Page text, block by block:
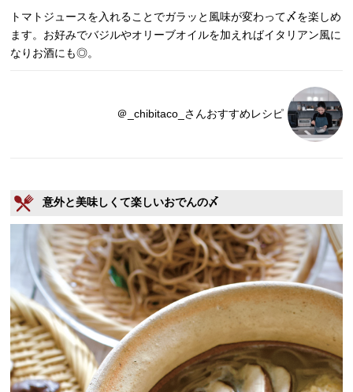
トマトジュースを入れることでガラッと風味が変わって〆を楽しめ
ます。お好みでバジルやオリーブオイルを加えればイタリアン風に
なりお酒にも◎。
＠_chibitaco_さんおすすめレシピ
意外と美味しくて楽しいおでんの〆